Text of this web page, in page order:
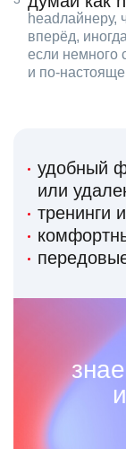
headлайнеру,
вперёд,
если немного
и
удобный
или
тренинги